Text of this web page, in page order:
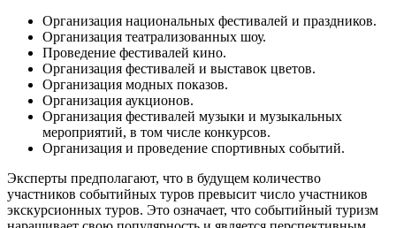
Организация национальных фестивалей и праздников.
Организация театрализованных шоу.
Проведение фестивалей кино.
Организация фестивалей и выставок цветов.
Организация модных показов.
Организация аукционов.
Организация фестивалей музыки и музыкальных
мероприятий, в том числе конкурсов.
Организация и проведение спортивных событий.
Эксперты предполагают, что в будущем количество
участников событийных туров превысит число участников
экскурсионных туров. Это означает, что событийный туризм